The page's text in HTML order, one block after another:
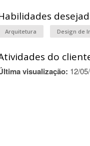
Arquitetura Design de
do
visualização: 12/